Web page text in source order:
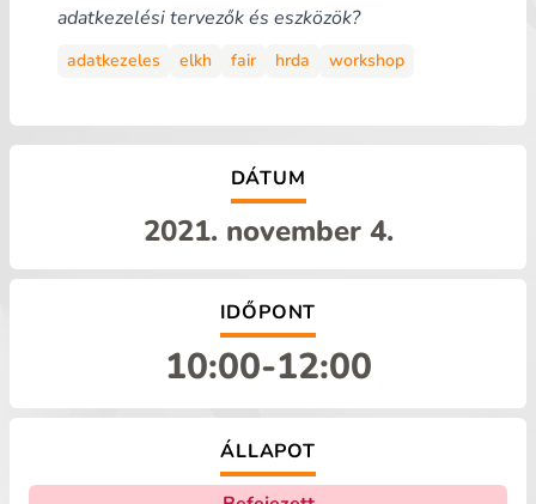
adatkezelési tervezők és eszközök?
adatkezeles elkh fair hrda workshop
DÁTUM
2021. november 4.
IDŐPONT
10:00-12:00
ÁLLAPOT